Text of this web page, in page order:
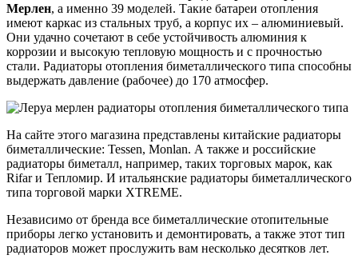
Мерлен, а именно 39 моделей. Такие батареи отопления
имеют каркас из стальных труб, а корпус их – алюминиевый.
Они удачно сочетают в себе устойчивость алюминия к
коррозии и высокую тепловую мощность и с прочностью
стали. Радиаторы отопления биметаллического типа способны
выдержать давление (рабочее) до 170 атмосфер.
На сайте этого магазина представлены китайские радиаторы
биметаллические: Tessen, Monlan. А также и российские
радиаторы биметалл, например, таких торговых марок, как
Rifar и Тепломир. И итальянские радиаторы биметаллического
типа торговой марки XTREME.
Независимо от бренда все биметаллические отопительные
приборы легко установить и демонтировать, а также этот тип
радиаторов может прослужить вам несколько десятков лет.